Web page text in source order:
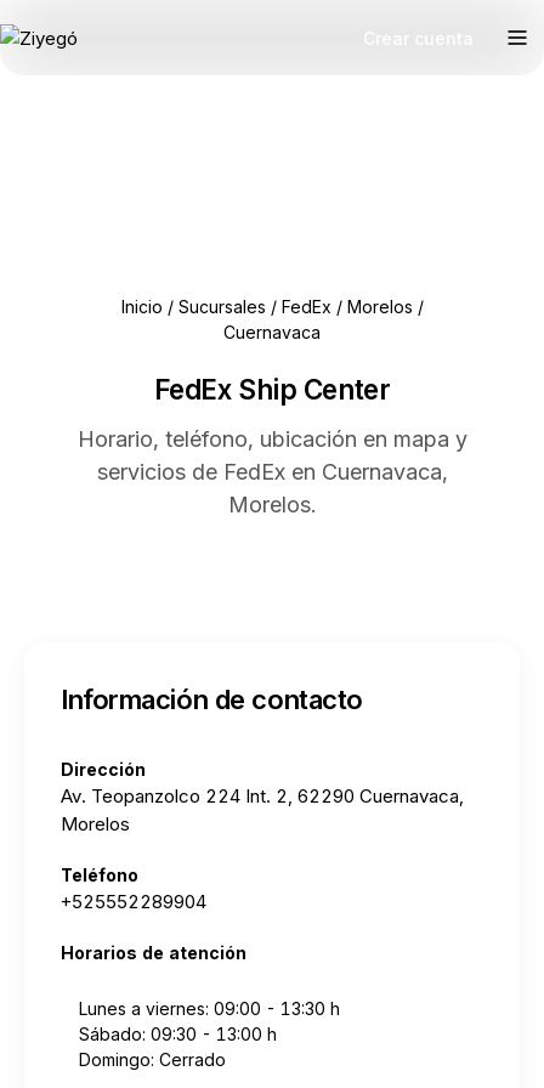
Inicio / Sucursales / FedEx / Morelos /
Cuernavaca
FedEx Ship Center
Horario, teléfono, ubicación en mapa y
servicios de FedEx en Cuernavaca,
Morelos.
Información de contacto
Dirección
Av. Teopanzolco 224 Int. 2, 62290 Cuernavaca,
Morelos
Teléfono
+525552289904
Horarios de atención
Lunes a viernes: 09:00 - 13:30 h
Sábado: 09:30 - 13:00 h
Domingo: Cerrado